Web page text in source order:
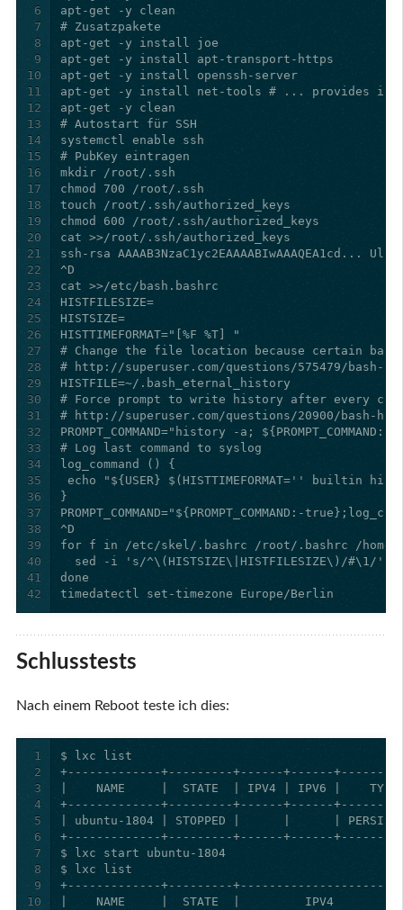
6
7
8
9
10
11
12
13
14
15
16
17
18
19
20
21
22
23
24
25
26
27
28
29
30
31
32
33
34
35
36
37
38
39
40
41
42
timedatectl set-timezone Europe/Berlin
Schlusstests
Nach einem Reboot teste ich dies:
1
2
3
4
5
6
7
8
9
10